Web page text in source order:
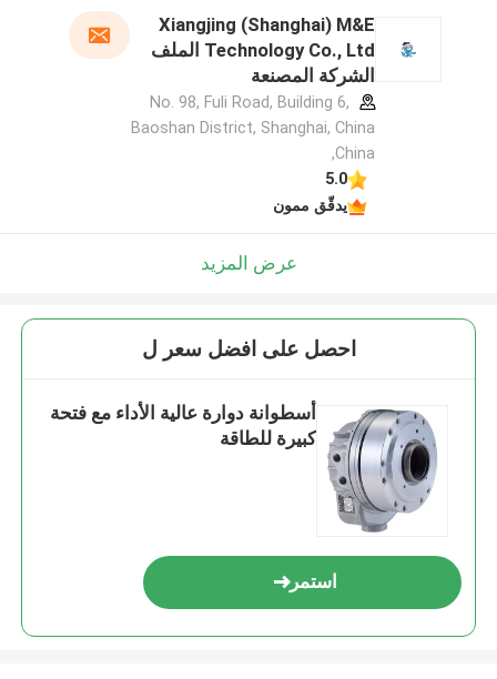
Xiangjing (Shanghai) M&E
Technology Co., Ltd الملف
الشركة المصنعة
No. 98, Fuli Road, Building 6,
Baoshan District, Shanghai, China
,China
5.0
يدقّق ممون
عرض المزيد
احصل على افضل سعر ل
أسطوانة دوارة عالية الأداء مع فتحة
كبيرة للطاقة
استمر